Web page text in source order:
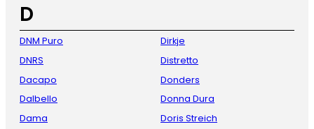
D
DNM Puro
DNRS
Dacapo
Dalbello
Dama
Dirkje
Distretto
Donders
Donna Dura
Doris Streich